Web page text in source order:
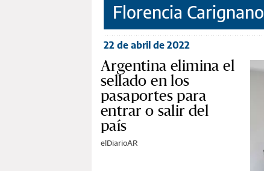
Florencia Carignano
22 de abril de 2022
Argentina elimina el
sellado en los
pasaportes para
entrar o salir del
país
elDiarioAR